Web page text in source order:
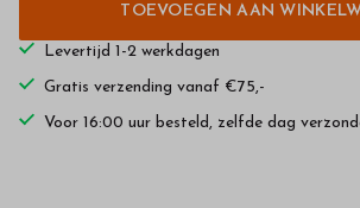
TOEVOEGEN AAN
Levertijd 1-2 werkdagen
Gratis verzending vanaf €75,-
Voor 16:00 uur besteld, zelfde dag